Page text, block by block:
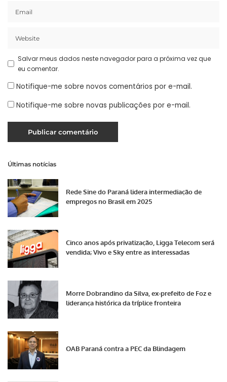
Salvar meus dados neste navegador para a próxima vez que
eu comentar.
Notifique-me sobre novos comentários por e-mail.
Notifique-me sobre novas publicações por e-mail.
Últimas notícias
Rede Sine do Paraná lidera intermediação de
empregos no Brasil em 2025
Cinco anos após privatização, Ligga Telecom será
vendida; Vivo e Sky entre as interessadas
Morre Dobrandino da Silva, ex-prefeito de Foz e
liderança histórica da tríplice fronteira
OAB Paraná contra a PEC da Blindagem